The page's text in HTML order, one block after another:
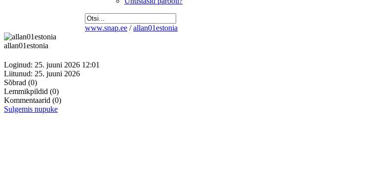
www.snap.ee / allan01estonia
allan01estonia
Loginud: 25. juuni 2026 12:01
Liitunud: 25. juuni 2026
Sõbrad (0)
Lemmikpildid (0)
Kommentaarid (0)
Sulgemis nupuke